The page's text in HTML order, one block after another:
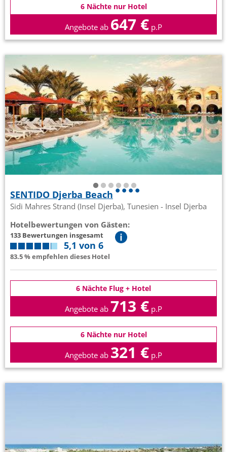
6 Nächte nur Hotel
Angebote ab 647 € p.P
SENTIDO Djerba Beach
Sidi Mahres Strand (Insel Djerba), Tunesien - Insel Djerba
Hotelbewertungen von Gästen:
133 Bewertungen insgesamt
5,1 von 6
83.5 % empfehlen dieses Hotel
6 Nächte Flug + Hotel
Angebote ab 713 € p.P
6 Nächte nur Hotel
Angebote ab 321 € p.P